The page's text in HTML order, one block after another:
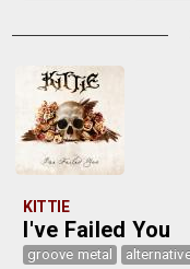
KITTIE
I've Failed You
groove metal